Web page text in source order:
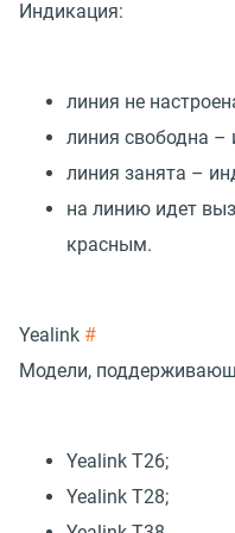
Индикация:
линия не
линия свободна –
линия занята –
на линию идет
красным.
Yealink #
Модели,
Yealink T26;
Yealink T28;